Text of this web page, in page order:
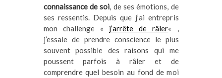
connaissance de soi, de ses émotions, de
ses ressentis. Depuis que j’ai entrepris
mon challenge « j’arrête de râler« ,
j’essaie de prendre conscience le plus
souvent possible des raisons qui me
poussent parfois à râler et de
comprendre quel besoin au fond de moi